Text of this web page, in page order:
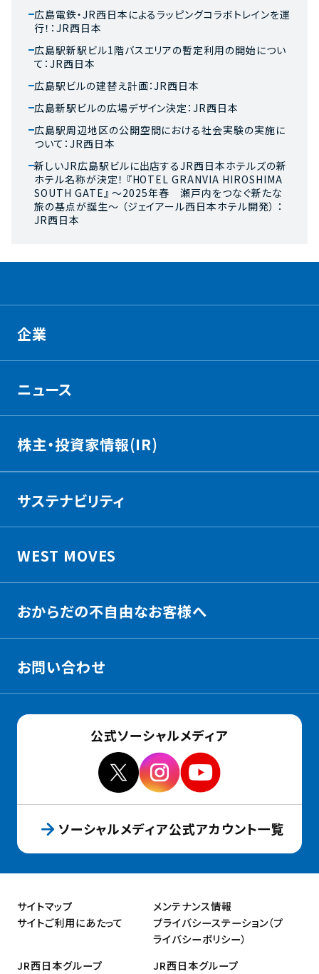
広島電鉄・JR西日本によるラッピングコラボトレインを運
行！：JR西日本
広島駅新駅ビル1階バスエリアの暫定利用の開始につい
て：JR西日本
広島駅ビルの建替え計画：JR西日本
広島新駅ビルの広場デザイン決定：JR西日本
広島駅周辺地区の公開空間における社会実験の実施に
ついて：JR西日本
新しいJR広島駅ビルに出店するJR西日本ホテルズの新
ホテル名称が決定！ 『HOTEL GRANVIA HIROSHIMA
SOUTH GATE』 ～2025年春 瀬戸内をつなぐ新たな
旅の基点が誕生～ （ジェイアール西日本ホテル開発） ：
JR西日本
企業
ニュース
株主・投資家情報(IR)
サステナビリティ
WEST MOVES
おからだの不自由なお客様へ
お問い合わせ
公式ソーシャルメディア
ソーシャルメディア公式アカウント一覧
サイトマップ
メンテナンス情報
サイトご利用にあたって
プライバシーステーション（プ
ライバシーポリシー）
JR西日本グループ
JR西日本グループ